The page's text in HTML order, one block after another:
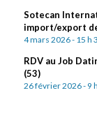
Sotecan
import/export
4 mars 2026 - 15 h
RDV au Job
(53)
26 février 2026 - 9